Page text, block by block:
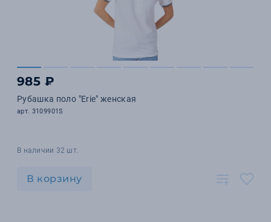
985 ₽
Рубашка поло "Erie" женская
арт. 3109901S
В наличии 32 шт.
В корзину